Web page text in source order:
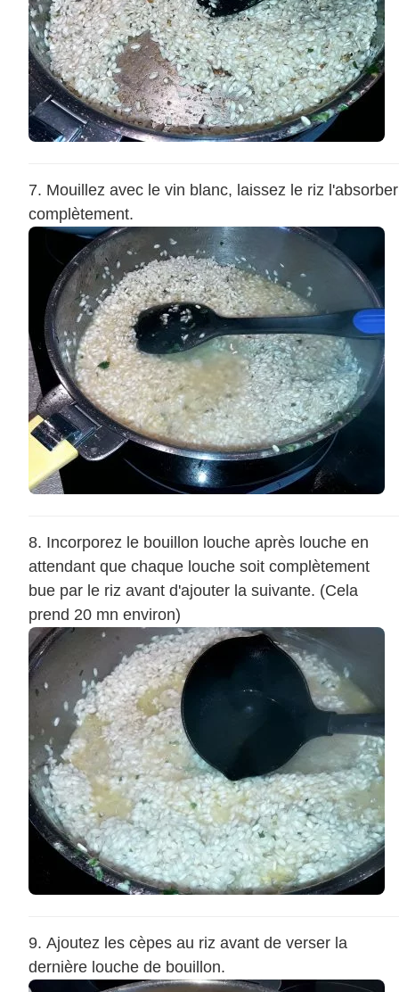
Mouillez avec le vin blanc, laissez le riz l'absorber
complètement.
Incorporez le bouillon louche après louche en
attendant que chaque louche soit complètement
bue par le riz avant d'ajouter la suivante. (Cela
prend 20 mn environ)
Ajoutez les cèpes au riz avant de verser la
dernière louche de bouillon.